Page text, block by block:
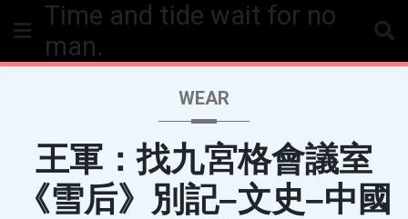
Time and tide wait for no
man.
WEAR
王軍：找九宮格會議室
《雪后》別記–文史–中國